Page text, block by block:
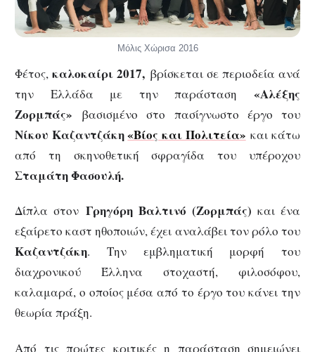
Μόλις Χώρισα 2016
Φέτος, καλοκαίρι 2017, βρίσκεται σε περιοδεία ανά
την Ελλάδα με την παράσταση «Αλέξης
Ζορμπάς» βασισμένο στο πασίγνωστο έργο του
Νίκου Καζαντζάκη«Βίος και Πολιτεία» και κάτω
από τη σκηνοθετική σφραγίδα του υπέροχου
Σταμάτη Φασουλή.
Δίπλα στον Γρηγόρη Βαλτινό (Ζορμπάς) και ένα
εξαίρετο καστ ηθοποιών, έχει αναλάβει τον ρόλο του
Καζαντζάκη. Την εμβληματική μορφή του
διαχρονικού Έλληνα στοχαστή, φιλοσόφου,
καλαμαρά, ο οποίος μέσα από το έργο του κάνει την
θεωρία πράξη.
Από τις πρώτες κριτικές η παράσταση σημειώνει